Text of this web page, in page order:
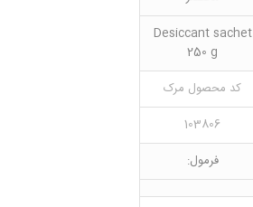
Desiccant sachet
250 g
کد محصول مرک
103806
فرمول: